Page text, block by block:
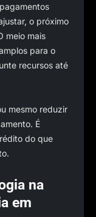
o próximo
meio mais
para o
recursos até
mesmo reduzir
É
do que
na
em